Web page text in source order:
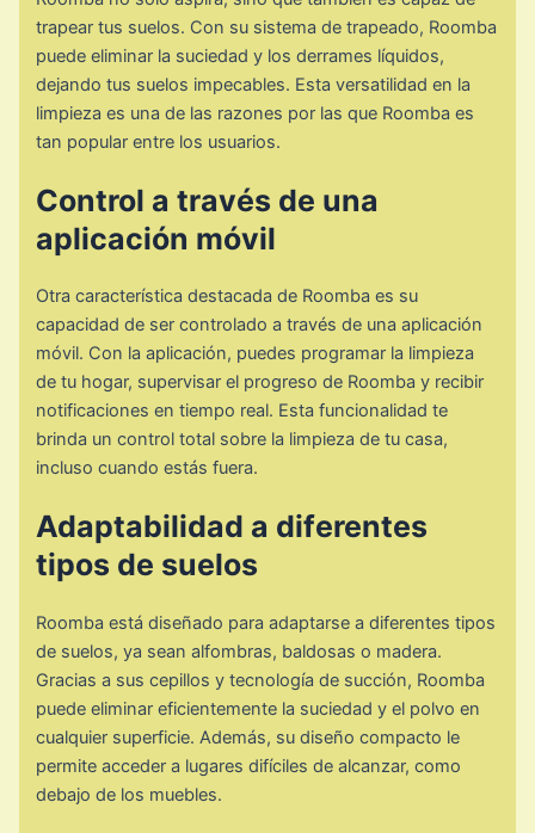
trapear tus suelos. Con su sistema de trapeado, Roomba
puede eliminar la suciedad y los derrames líquidos,
dejando tus suelos impecables. Esta versatilidad en la
limpieza es una de las razones por las que Roomba es
tan popular entre los usuarios.
Control a través de una
aplicación móvil
Otra característica destacada de Roomba es su
capacidad de ser controlado a través de una aplicación
móvil. Con la aplicación, puedes programar la limpieza
de tu hogar, supervisar el progreso de Roomba y recibir
notificaciones en tiempo real. Esta funcionalidad te
brinda un control total sobre la limpieza de tu casa,
incluso cuando estás fuera.
Adaptabilidad a diferentes
tipos de suelos
Roomba está diseñado para adaptarse a diferentes tipos
de suelos, ya sean alfombras, baldosas o madera.
Gracias a sus cepillos y tecnología de succión, Roomba
puede eliminar eficientemente la suciedad y el polvo en
cualquier superficie. Además, su diseño compacto le
permite acceder a lugares difíciles de alcanzar, como
debajo de los muebles.